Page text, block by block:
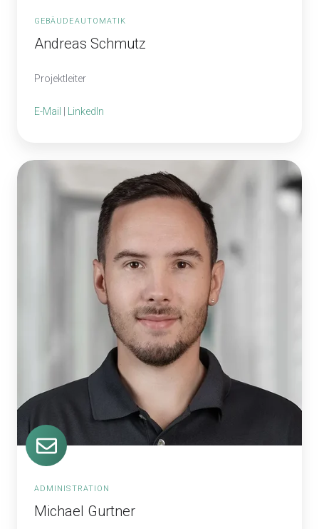
GEBÄUDEAUTOMATIK
Andreas Schmutz
Projektleiter
E-Mail LinkedIn
Michael
ADMINISTRATION
Michael Gurtner